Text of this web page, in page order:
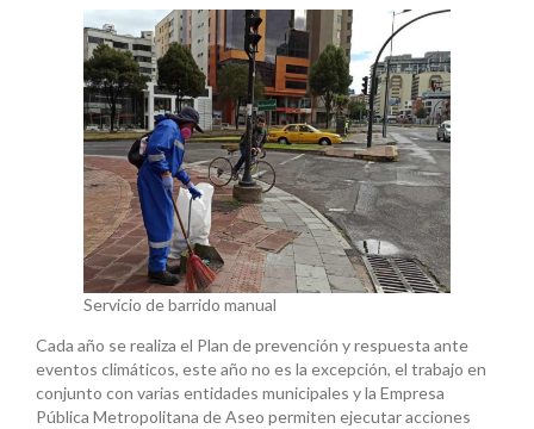
Servicio de barrido manual
Cada año se realiza el Plan de prevención y respuesta ante
eventos climáticos, este año no es la excepción, el trabajo en
conjunto con varias entidades municipales y la Empresa
Pública Metropolitana de Aseo permiten ejecutar acciones